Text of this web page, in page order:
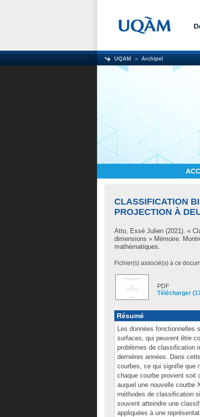
UQAM Archipel
CLASSIFICATION
PROJECTION À
Atto, Essé Julien (2021). «
dimensions » Mémoire.
mathématiques.
Fichier(s) associé(s) à ce
PDF
Télécharger
Résumé
Les données fonctionnelles
surfaces, qui peuvent être
problèmes de classification
dernières années. Dans
courbes, ce qui signifie que
chaque courbe provient soit
auquel une nouvelle courbe
méthodes de classification
souvent atteindre une
appliquées à une